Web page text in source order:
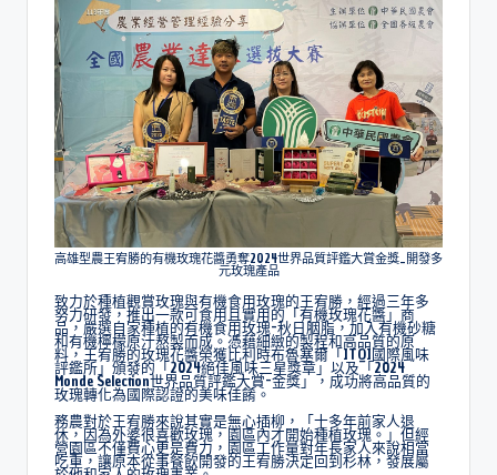
高雄型農王宥勝的有機玫瑰花醬勇奪2024世界品質評鑑大賞金獎_開發多
元玫瑰產品
致力於種植觀賞玫瑰與有機食用玫瑰的王宥勝，經過三年多
努力研發，推出一款可食用且實用的「有機玫瑰花醬」商
品，嚴選自家種植的有機食用玫瑰-秋日胭脂，加入有機砂糖
和有機檸檬原汁熬製而成。憑藉細緻的製程和高品質的原
料，王宥勝的玫瑰花醬榮獲比利時布魯塞爾「ITQI國際風味
評鑑所」頒發的「2024絕佳風味三星獎章」以及「2024
Monde Selection世界品質評鑑大賞-金獎」，成功將高品質的
玫瑰轉化為國際認證的美味佳餚。
務農對於王宥勝來說其實是無心插柳，「十多年前家人退
休，因為外婆很喜歡玫瑰，園區內才開始種植玫瑰。」但經
營園區不僅費心更是費力，園區工作量對年長家人來說相當
吃重，讓原本從事餐飲開發的王宥勝決定回到杉林，發展屬